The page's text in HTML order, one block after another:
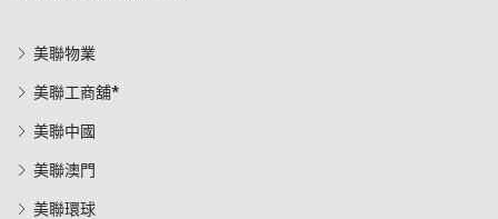
美聯物業
美聯工商舖*
美聯中國
美聯澳門
美聯環球